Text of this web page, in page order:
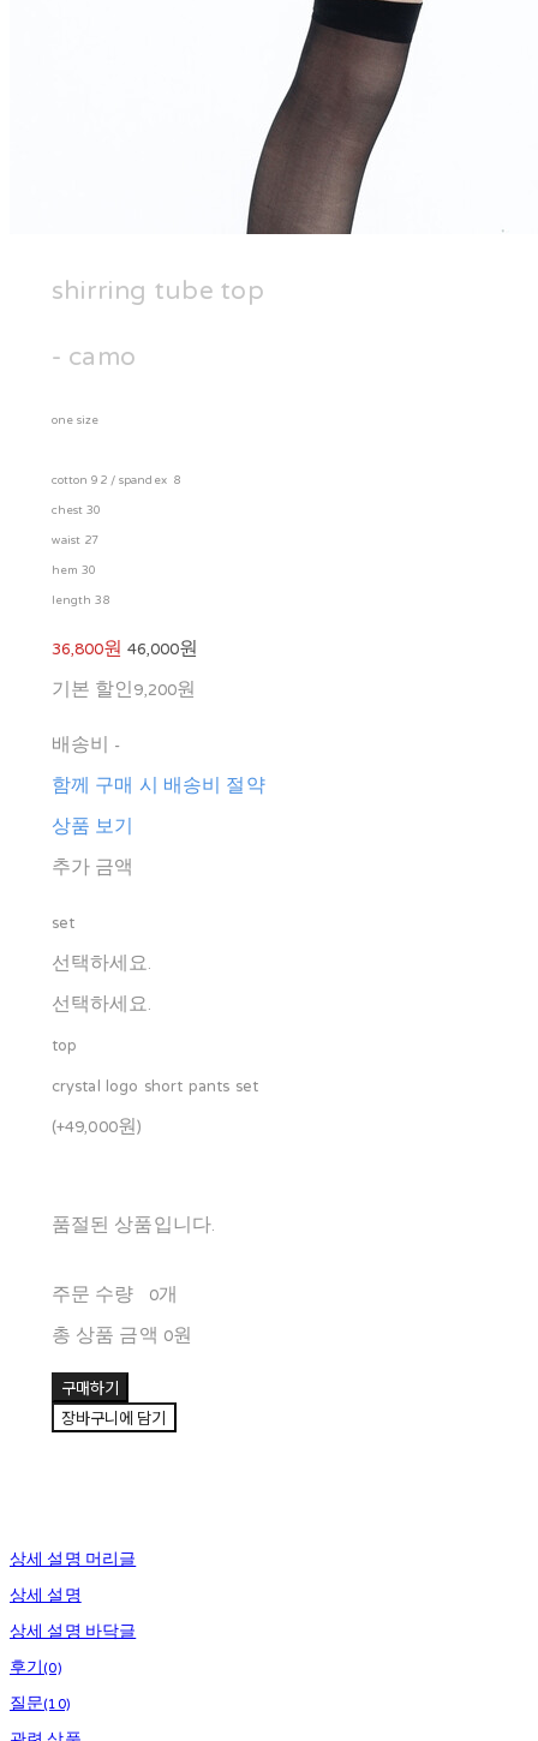
shirring tube top
- camo
one size
cotton 92 / spandex 8
chest 30
waist 27
hem 30
length 38
36,800원46,000원
기본 할인9,200원
배송비 -
함께 구매 시 배송비 절약
상품 보기
추가 금액
set
선택하세요.
선택하세요.
top
crystal logo short pants set
(+49,000원)
품절된 상품입니다.
주문 수량 0개
총 상품 금액 0원
구매하기
장바구니에 담기
상세 설명 머리글
상세 설명
상세 설명 바닥글
후기(0)
질문(10)